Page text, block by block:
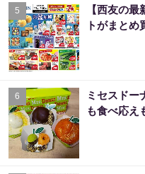
5
【西友の
トがまとめ
6
ミセスドー
も食べ応え